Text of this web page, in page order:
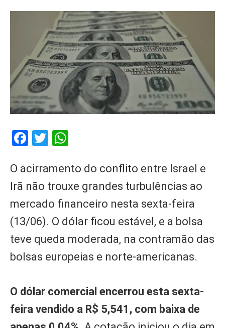
Facebook
Twitter
O acirramento do conflito entre Israel e
Irã não trouxe grandes turbulências ao
mercado financeiro nesta sexta-feira
(13/06). O dólar ficou estável, e a bolsa
teve queda moderada, na contramão das
bolsas europeias e norte-americanas.
O dólar comercial encerrou esta sexta-
feira vendido a R$ 5,541, com baixa de